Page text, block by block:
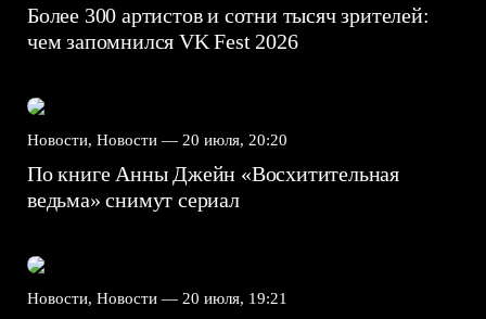
Более 300 артистов и сотни тысяч зрителей:
чем запомнился VK Fest 2026
Новости, Новости — 20 июля, 20:20
По книге Анны Джейн «Восхитительная
ведьма» снимут сериал
Новости, Новости — 20 июля, 19:21